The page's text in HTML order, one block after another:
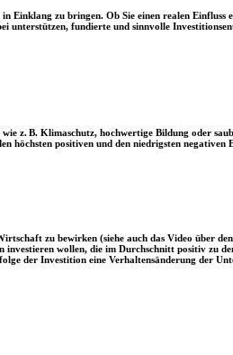
zu bringen. Ob Sie einen realen Einfluss
unterstützen, fundierte und sinnvolle
z. B. Klimaschutz, hochwertige Bildung oder
höchsten positiven und den niedrigsten negativen
zu bewirken (siehe auch das Video über
wollen, die im Durchschnitt positiv zu
der Investition eine Verhaltensänderung der